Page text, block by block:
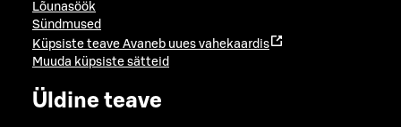
Lõunasöök
Sündmused
Küpsiste teave Avaneb uues vahekaardis
Muuda küpsiste sätteid
Üldine teave